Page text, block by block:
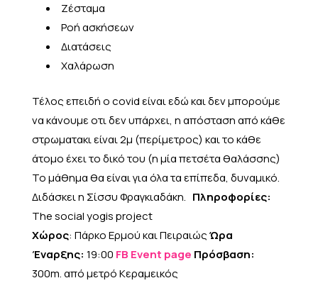
Ζέσταμα
Ροή ασκήσεων
Διατάσεις
Χαλάρωση
Τέλος επειδή ο covid είναι εδώ και δεν μπορούμε
να κάνουμε οτι δεν υπάρχει, η απόσταση από κάθε
στρωματακι είναι 2μ (περίμετρος) και το κάθε
άτομο έχει το δικό του (η μία πετσέτα θαλάσσης)
Το μάθημα θα είναι για όλα τα επίπεδα, δυναμικό.
Διδάσκει η Σίσσυ Φραγκιαδάκη. Πληροφορίες:
The social yogis project
Χώρος: Πάρκο Ερμού και ΠειραιώςΏρα
Έναρξης: 19:00 FB Event page Πρόσβαση:
300m. από μετρό Κεραμεικός